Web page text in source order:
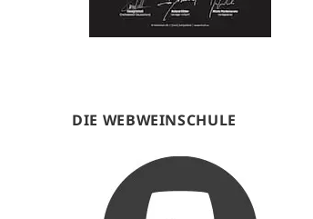
DIE WEBWEINSCHULE